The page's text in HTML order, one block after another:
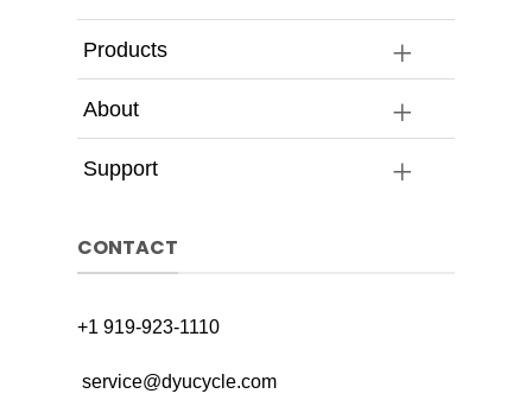
Products
About
Support
CONTACT
+1 919-923-1110
service@dyucycle.com